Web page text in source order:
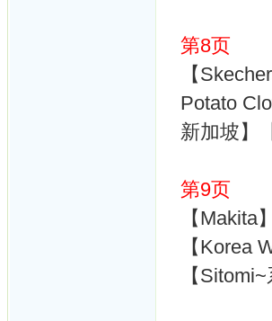
第8页
【
Potato
新加坡】
第9页
【
【Korea
【